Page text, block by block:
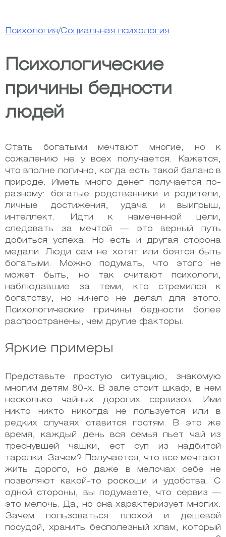
Психология/Социальная психология
Психологические
причины бедности
людей
Стать богатыми мечтают многие, но к
сожалению не у всех получается. Кажется,
что вполне логично, когда есть такой баланс в
природе. Иметь много денег получается по-
разному: богатые родственники и родители,
личные достижения, удача и выигрыш,
интеллект. Идти к намеченной цели,
следовать за мечтой — это верный путь
добиться успеха. Но есть и другая сторона
медали. Люди сам не хотят или боятся быть
богатыми. Можно подумать, что этого не
может быть, но так считают психологи,
наблюдавшие за теми, кто стремился к
богатству, но ничего не делал для этого.
Психологические причины бедности более
распространены, чем другие факторы.
Яркие примеры
Представьте простую ситуацию, знакомую
многим детям 80-х. В зале стоит шкаф, в нем
несколько чайных дорогих сервизов. Ими
никто никто никогда не пользуется или в
редких случаях ставится гостям. В это же
время, каждый день вся семья пьет чай из
треснувшей чашки, ест суп из надбитой
тарелки. Зачем? Получается, что все мечтают
жить дорого, но даже в мелочах себе не
позволяют какой-то роскоши и удобства. С
одной стороны, вы подумаете, что сервиз —
это мелочь. Да, но она характеризует многих.
Зачем пользоваться плохой и дешевой
посудой, хранить бесполезный хлам, который